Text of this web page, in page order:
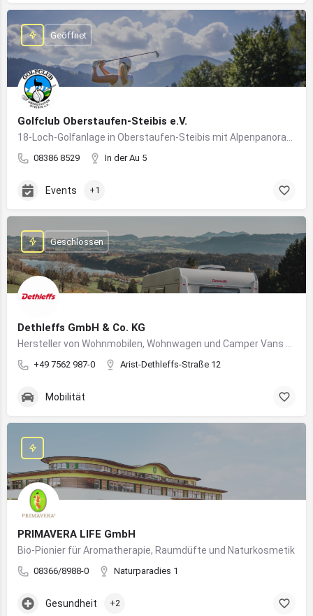
Golfclub Oberstaufen-Steibis e.V.
08386 8529 In der Au 5
Geöffnet
Events +1
Dethleffs GmbH & Co. KG
+49 7562 987-0 Arist-Dethleffs-Straße 12
Geschlossen
Mobilität
PRIMAVERA LIFE GmbH
Bio-Pionier für Aromatherapie, Raumdüfte und Naturkosmetik
08366/8988-0 Naturparadies 1
Gesundheit +2